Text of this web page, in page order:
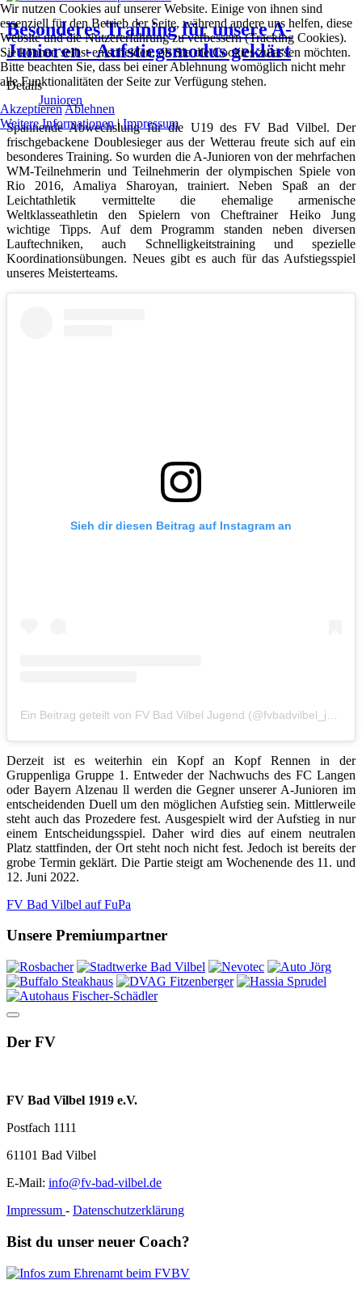
Besonderes Training für unsere A-
Junioren - Aufstiegsmodus geklärt
Details
Junioren
Spannende Abwechslung für die U19 des FV Bad Vilbel. Der
frischgebackene Doublesieger aus der Wetterau freute sich auf ein
besonderes Training. So wurden die A-Junioren von der mehrfachen
WM-Teilnehmerin und Teilnehmerin der olympischen Spiele von
Rio 2016, Amaliya Sharoyan, trainiert. Neben Spaß an der
Leichtathletik vermittelte die ehemalige armenische
Weltklasseathletin den Spielern von Cheftrainer Heiko Jung
wichtige Tipps. Auf dem Programm standen neben diversen
Lauftechniken, auch Schnelligkeitstraining und spezielle
Koordinationsübungen. Neues gibt es auch für das Aufstiegsspiel
unseres Meisterteams.
Sieh dir diesen Beitrag auf Instagram an
Derzeit ist es weiterhin ein Kopf an Kopf Rennen in der
Gruppenliga Gruppe 1. Entweder der Nachwuchs des FC Langen
oder Bayern Alzenau ll werden die Gegner unserer A-Junioren im
entscheidenden Duell um den möglichen Aufstieg sein. Mittlerweile
steht auch das Prozedere fest. Ausgespielt wird der Aufstieg in nur
einem Entscheidungsspiel. Daher wird dies auf einem neutralen
Platz stattfinden, der Ort steht noch nicht fest. Jedoch ist bereits der
grobe Termin geklärt. Die Partie steigt am Wochenende des 11. und
12. Juni 2022.
FV Bad Vilbel auf FuPa
Unsere Premiumpartner
Der FV
FV Bad Vilbel 1919 e.V.
Postfach 1111
61101 Bad Vilbel
E-Mail: info@fv-bad-vilbel.de
Impressum - Datenschutzerklärung
Bist du unser neuer Coach?
Wir nutzen Cookies auf unserer Website. Einige von ihnen sind
essenziell für den Betrieb der Seite, während andere uns helfen, diese
Website und die Nutzererfahrung zu verbessern (Tracking Cookies).
Sie können selbst entscheiden, ob Sie die Cookies zulassen möchten.
Bitte beachten Sie, dass bei einer Ablehnung womöglich nicht mehr
alle Funktionalitäten der Seite zur Verfügung stehen.
AkzeptierenAblehnen
Weitere Informationen|Impressum